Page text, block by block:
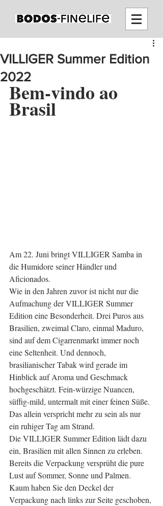
VILLIGER Summer Edition
2022
Bem-vindo ao
Brasil
Am 22. Juni bringt VILLIGER Samba in
die Humidore seiner Händler und
Aficionados.
Wie in den Jahren zuvor ist nicht nur die
Aufmachung der VILLIGER Summer
Edition eine Besonderheit. Drei Puros aus
Brasilien, zweimal Claro, einmal Maduro,
sind auf dem Cigarrenmarkt immer noch
eine Seltenheit. Und dennoch,
brasilianischer Tabak wird gerade im
Hinblick auf Aroma und Geschmack
hochgeschätzt. Fein-würzige Nuancen,
süffig-mild, untermalt mit einer feinen Süße.
Das allein verspricht mehr zu sein als nur
ein ruhiger Tag am Strand.
Die VILLIGER Summer Edition lädt dazu
ein, Brasilien mit allen Sinnen zu erleben.
Bereits die Verpackung versprüht die pure
Lust auf Sommer, Sonne und Palmen.
Kaum haben Sie den Deckel der
Verpackung nach links zur Seite geschoben,